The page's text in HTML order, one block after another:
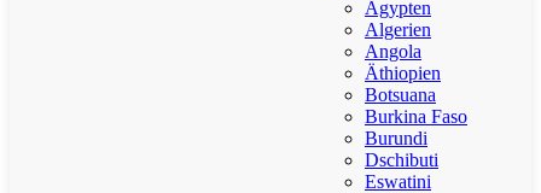
Ägypten
Algerien
Angola
Äthiopien
Botsuana
Burkina Faso
Burundi
Dschibuti
Eswatini